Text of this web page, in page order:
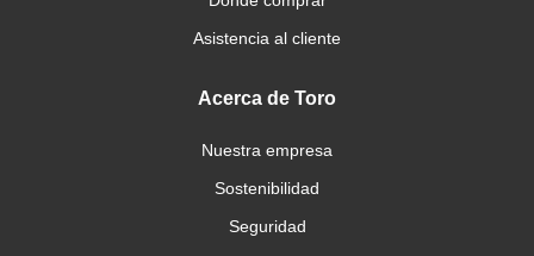
Asistencia al cliente
Acerca de Toro
Nuestra empresa
Sostenibilidad
Seguridad